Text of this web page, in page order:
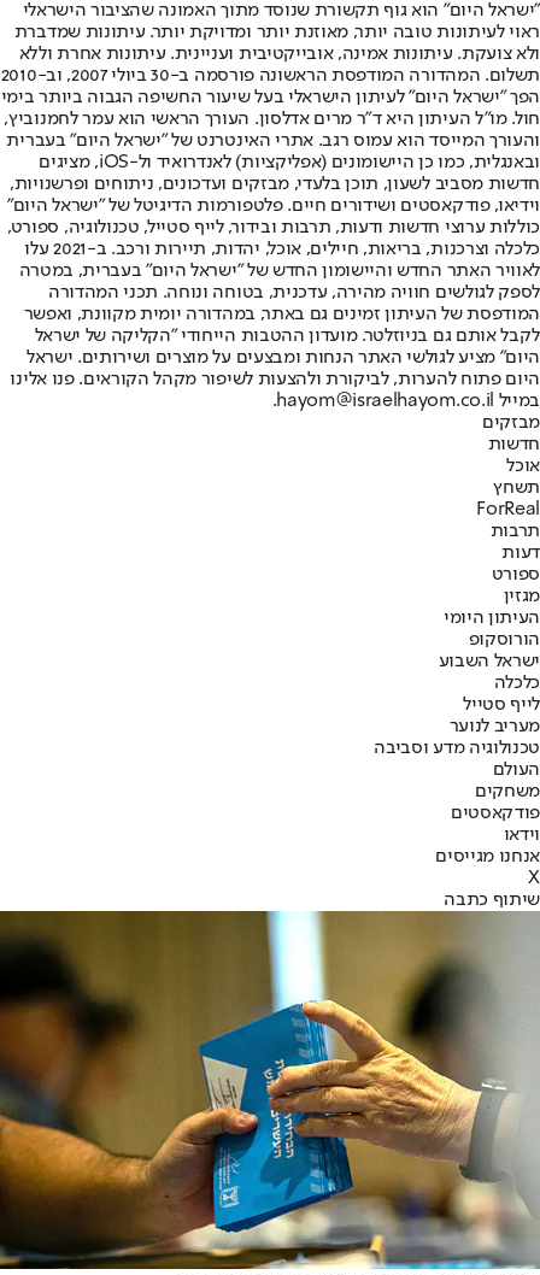
"ישראל היום" הוא גוף תקשורת שנוסד מתוך האמונה שהציבור הישראלי
ראוי לעיתונות טובה יותר, מאוזנת יותר ומדויקת יותר. עיתונות שמדברת
ולא צועקת. עיתונות אמינה, אובייקטיבית ועניינית. עיתונות אחרת וללא
תשלום. המהדורה המודפסת הראשונה פורסמה ב-30 ביולי 2007, וב-2010
הפך "ישראל היום" לעיתון הישראלי בעל שיעור החשיפה הגבוה ביותר בימי
חול. מו"ל העיתון היא ד"ר מרים אדלסון. העורך הראשי הוא עמר לחמנוביץ,
והעורך המייסד הוא עמוס רגב. אתרי האינטרנט של "ישראל היום" בעברית
ובאנגלית, כמו כן היישומונים (אפליקציות) לאנדרואיד ול-iOS, מציגים
חדשות מסביב לשעון, תוכן בלעדי, מבזקים ועדכונים, ניתוחים ופרשנויות,
וידיאו, פודקאסטים ושידורים חיים. פלטפורמות הדיגיטל של "ישראל היום"
כוללות ערוצי חדשות ודעות, תרבות ובידור, לייף סטייל, טכנולוגיה, ספורט,
כלכלה וצרכנות, בריאות, חיילים, אוכל, יהדות, תיירות ורכב. ב-2021 עלו
לאוויר האתר החדש והיישומון החדש של "ישראל היום" בעברית, במטרה
לספק לגולשים חוויה מהירה, עדכנית, בטוחה ונוחה. תכני המהדורה
המודפסת של העיתון זמינים גם באתר, במהדורה יומית מקוונת, ואפשר
לקבל אותם גם בניוזלטר. מועדון ההטבות הייחודי "הקליקה של ישראל
היום" מציע לגולשי האתר הנחות ומבצעים על מוצרים ושירותים. ישראל
היום פתוח להערות, לביקורת ולהצעות לשיפור מקהל הקוראים. פנו אלינו
במייל hayom@israelhayom.co.il.
מבזקים
חדשות
אוכל
תשחץ
ForReal
תרבות
דעות
ספורט
מגזין
העיתון היומי
הורוסקופ
ישראל השבוע
כלכלה
לייף סטייל
מעריב לנוער
טכנולוגיה מדע וסביבה
העולם
משחקים
פודקאסטים
וידאו
אנחנו מגייסים
X
שיתוף כתבה